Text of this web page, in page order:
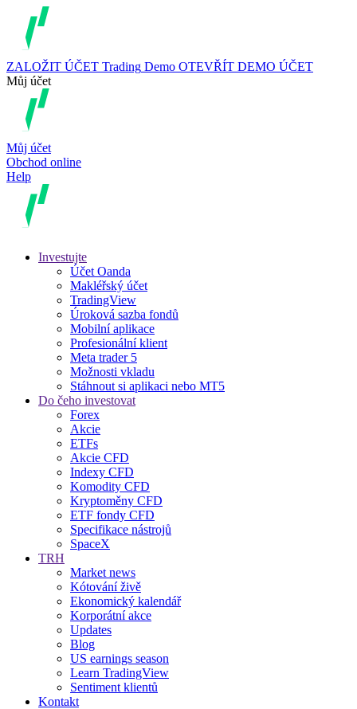
ZALOŽIT ÚČET Trading Demo OTEVŘÍT DEMO ÚČET
Můj účet
Můj účet
Obchod online
Help
Investujte
Účet Oanda
Makléřský účet
TradingView
Úroková sazba fondů
Mobilní aplikace
Profesionální klient
Meta trader 5
Možnosti vkladu
Stáhnout si aplikaci nebo MT5
Do čeho investovat
Forex
Akcie
ETFs
Akcie CFD
Indexy CFD
Komodity CFD
Kryptoměny CFD
ETF fondy CFD
Specifikace nástrojů
SpaceX
TRH
Market news
Kótování živě
Ekonomický kalendář
Korporátní akce
Updates
Blog
US earnings season
Learn TradingView
Sentiment klientů
Kontakt